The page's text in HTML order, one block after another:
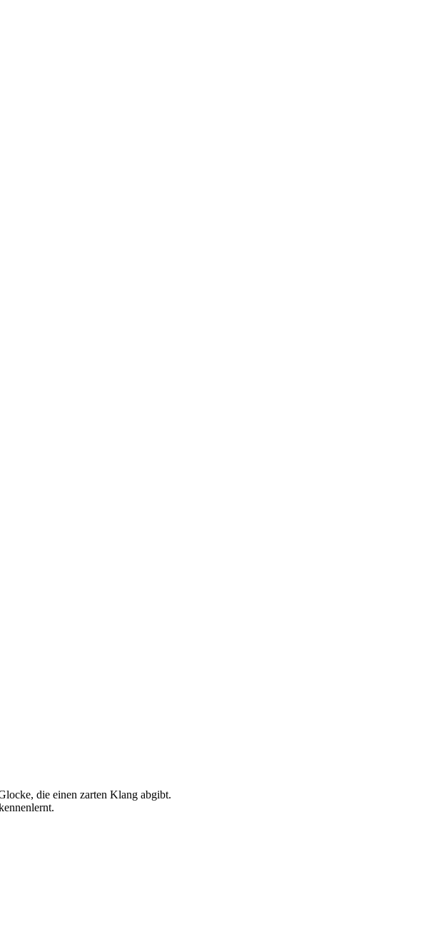
die einen zarten Klang abgibt.